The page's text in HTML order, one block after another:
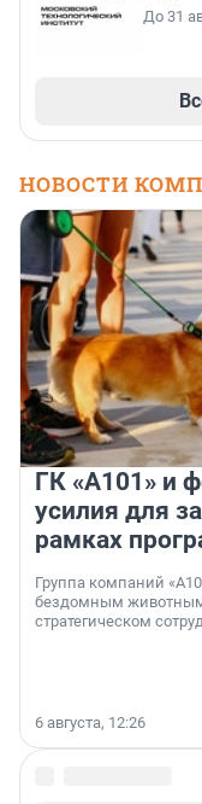
До 31
НОВОСТИ
ГК «А101» и
усилия для
рамках
Группа компаний
бездомным
стратегическом
6 августа, 12:26